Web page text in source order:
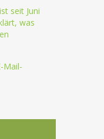
seit Juni
was
Mail-